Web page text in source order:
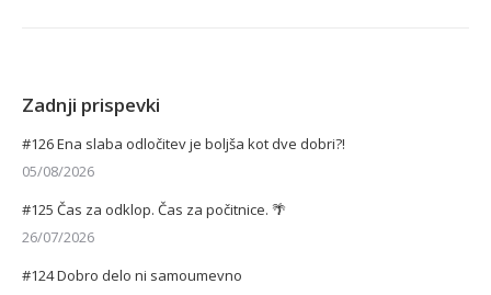
Zadnji prispevki
#126 Ena slaba odločitev je boljša kot dve dobri?!
05/08/2026
#125 Čas za odklop. Čas za počitnice. 🌴
26/07/2026
#124 Dobro delo ni samoumevno